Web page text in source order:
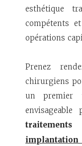
esthétique
compétents
opérations
Prenez
chirurgiens
un premier